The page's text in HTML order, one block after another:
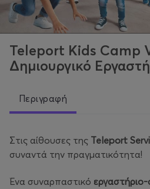
Teleport Kids Camp
Δημιουργικό
Περιγραφή
Στις αίθουσες της Teleport
συναντά την πραγματικότητα!
Ένα συναρπαστικό εργαστήριο-